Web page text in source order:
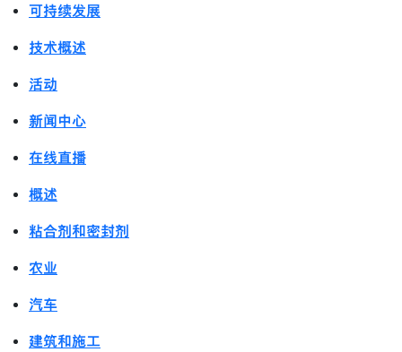
可持续发展
技术概述
活动
新闻中心
在线直播
概述
粘合剂和密封剂
农业
汽车
建筑和施工